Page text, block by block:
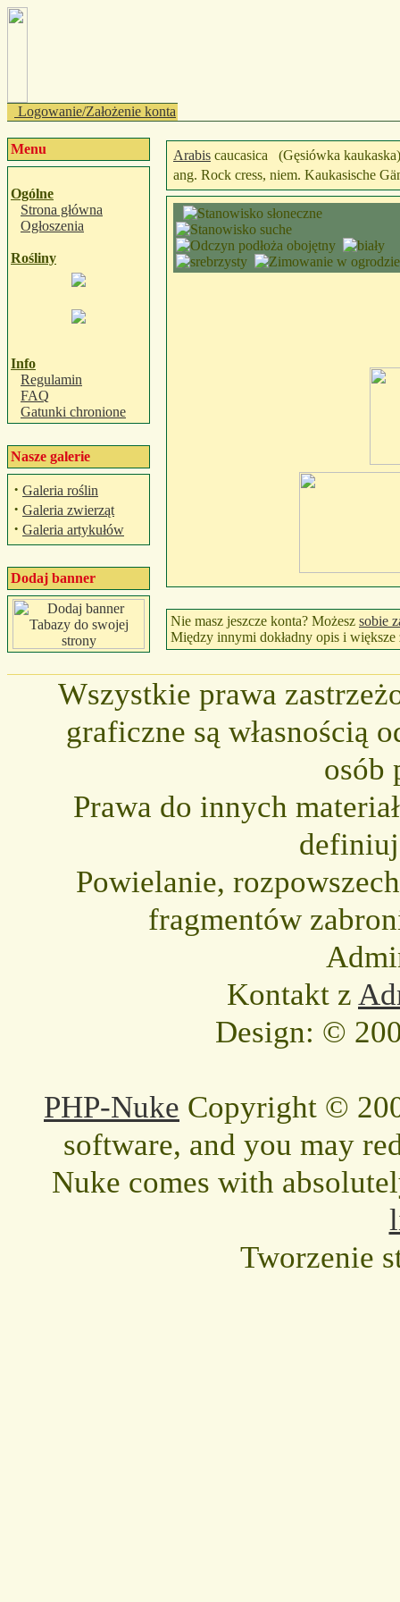
Logowanie/Założenie konta
Menu
Ogólne
Strona główna
Ogłoszenia
Rośliny
Info
Regulamin
FAQ
Gatunki chronione
Nasze galerie
· Galeria roślin
· Galeria zwierząt
· Galeria artykułów
Dodaj banner
Arabis caucasica
(Gęsiówka
ang. Rock cress, niem. Kaukasische
Nie masz jeszcze konta? Możesz sobie
Między innymi dokładny opis i większe
Wszystkie prawa
graficzne są własnością
osób
Prawa do innych
Powielanie,
fragmentów
Kontakt z
Design: ©
PHP-Nuke Copyright ©
software, and you may
Nuke comes with
Tworzenie